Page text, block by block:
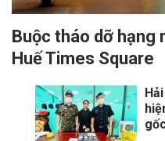
Buộc tháo dỡ hạng
Huế Times Square